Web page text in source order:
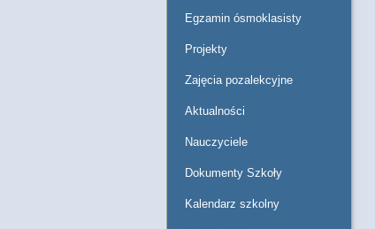
Egzamin ósmoklasisty
Projekty
Zajęcia pozalekcyjne
Aktualności
Nauczyciele
Dokumenty Szkoły
Kalendarz szkolny